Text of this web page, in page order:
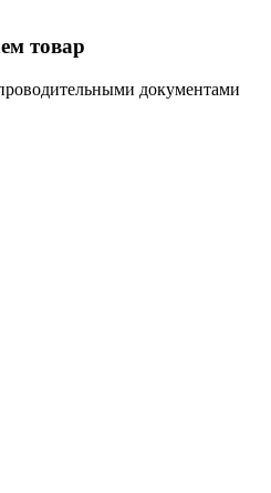
товар
документами